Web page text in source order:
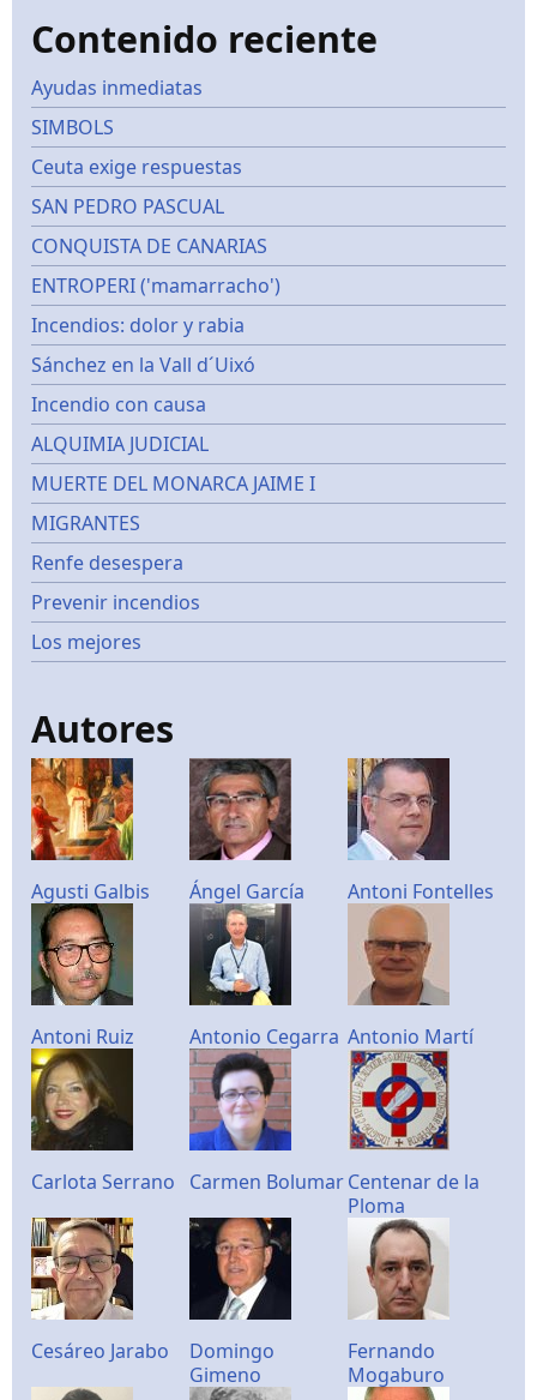
Contenido reciente
Ayudas inmediatas
SIMBOLS
Ceuta exige respuestas
SAN PEDRO PASCUAL
CONQUISTA DE CANARIAS
ENTROPERI ('mamarracho')
Incendios: dolor y rabia
Sánchez en la Vall d´Uixó
Incendio con causa
ALQUIMIA JUDICIAL
MUERTE DEL MONARCA JAIME I
MIGRANTES
Renfe desespera
Prevenir incendios
Los mejores
Autores
Agusti Galbis Ángel García Antoni Fontelles
Antoni Ruiz Antonio Cegarra Antonio Martí
Carlota Serrano Carmen BolumarCentenar de la
Ploma
Cesáreo Jarabo
Domingo
Gimeno
Fernando
Mogaburo